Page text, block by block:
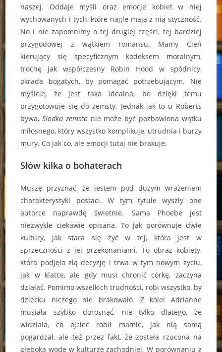
naszej. Oddaje myśli oraz emocje kobiet w niej
wychowanych i tych, które nagle mają z nią styczność.
No i nie zapomnimy o tej drugiej części, tej bardziej
przygodowej z wątkiem romansu. Mamy Cień
kierujący się specyficznym kodeksem moralnym,
trochę jak współczesny Robin Hood w spódnicy,
okrada bogatych, by pomagać potrzebującym. Nie
myślcie, że jest taka idealna, bo dzięki temu
przygotowuje się do zemsty. Jednak jak to u Roberts
bywa,Słodka zemstanie może być pozbawiona wątku
miłosnego, który wszystko komplikuje, utrudnia i burzy
mury. Co jak co, ale emocji tutaj nie brakuje.
Słów kilka o bohaterach
Muszę przyznać, że jestem pod dużym wrażeniem
charakterystyki postaci. W tym tytule wyszły one
autorce naprawdę świetnie. Sama Phoebe jest
niezwykle ciekawie opisana. To jak porównuje dwie
kultury, jak stara się żyć w tej, która jest w
sprzeczności z jej przekonaniami. To obraz kobiety,
która podjęła złą decyzję i trwa w tym nowym życiu,
jak w klatce, ale gdy musi chronić córkę, zaczyna
działać. Pomimo wszelkich trudności, robi wszystko, by
dziecku niczego nie brakowało. Z kolei Adrianne
musiała szybko dorosnąć, nie tylko dlatego, że
widziała, co ojciec robił mamie, jak nią samą
pogardzał, ale też przez fakt, że została rzucona na
głęboką wodę w kulturze zachodniej. W porównaniu z